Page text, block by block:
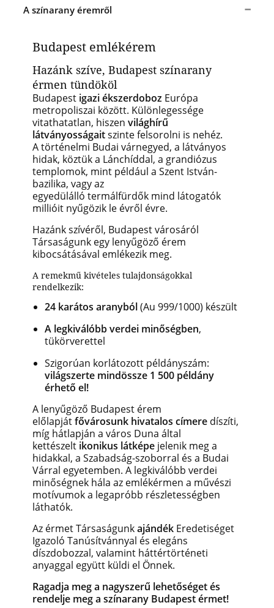
A színarany éremről
Budapest emlékérem
Hazánk szíve, Budapest színarany
érmen tündököl
Budapest igazi ékszerdoboz Európa
metropoliszai között. Különlegessége
vitathatatlan, hiszen világhírű
látványosságaitszinte felsorolni is nehéz.
A történelmi Budai várnegyed, a látványos
hidak, köztük a Lánchíddal, a grandiózus
templomok, mint például a Szent István-
bazilika, vagy az
egyedülálló termálfürdők mind látogatók
millióit nyűgözik le évről évre.
Hazánk szívéről, Budapest városáról
Társaságunk egy lenyűgöző érem
kibocsátásával emlékezik meg.
A remekmű kivételes tulajdonságokkal
rendelkezik:
24 karátos aranyból(Au 999/1000) készült
A legkiválóbb verdei minőségben,
tükörverettel
Szigorúan korlátozott példányszám:
világszerte mindössze 1 500 példány
érhető el!
A lenyűgöző Budapest érem
előlapjátfővárosunk hivatalos címere díszíti,
míg hátlapján a város Duna által
kettészelt ikonikus látképe jelenik meg a
hidakkal, a Szabadság-szoborral és a Budai
Várral egyetemben. A legkiválóbb verdei
minőségnek hála az emlékérmen a művészi
motívumok a legapróbb részletességben
láthatók.
Az érmet Társaságunkajándék Eredetiséget
Igazoló Tanúsítvánnyal és elegáns
díszdobozzal, valamint háttértörténeti
anyaggal együtt küldi el Önnek.
Ragadja meg a nagyszerű lehetőséget és
rendelje meg a színarany Budapest érmet!